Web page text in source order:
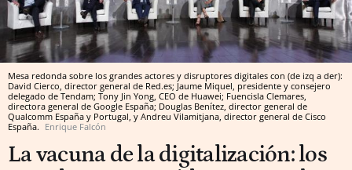
Mesa redonda sobre los grandes actores y disruptores digitales con (de izq a der):
David Cierco, director general de Red.es; Jaume Miquel, presidente y consejero
delegado de Tendam; Tony Jin Yong, CEO de Huawei; Fuencisla Clemares,
directora general de Google España; Douglas Benítez, director general de
Qualcomm España y Portugal, y Andreu Vilamitjana, director general de Cisco
España. Enrique Falcón
La vacuna de la digitalización: los